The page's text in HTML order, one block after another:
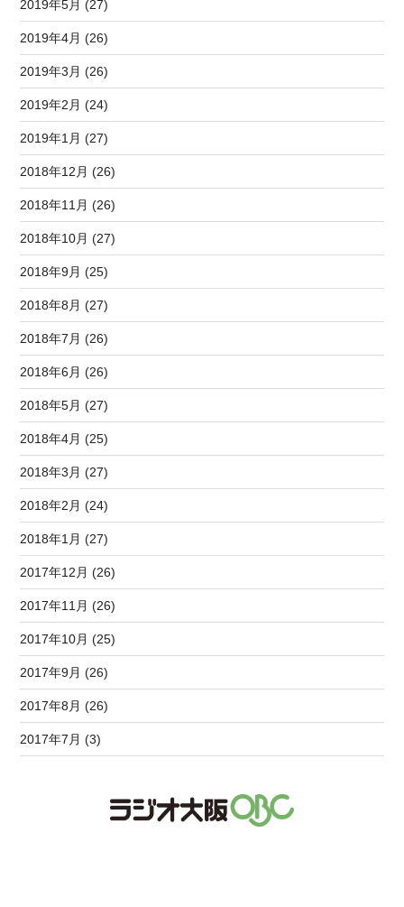
2019年5月 (27)
2019年4月 (26)
2019年3月 (26)
2019年2月 (24)
2019年1月 (27)
2018年12月 (26)
2018年11月 (26)
2018年10月 (27)
2018年9月 (25)
2018年8月 (27)
2018年7月 (26)
2018年6月 (26)
2018年5月 (27)
2018年4月 (25)
2018年3月 (27)
2018年2月 (24)
2018年1月 (27)
2017年12月 (26)
2017年11月 (26)
2017年10月 (25)
2017年9月 (26)
2017年8月 (26)
2017年7月 (3)